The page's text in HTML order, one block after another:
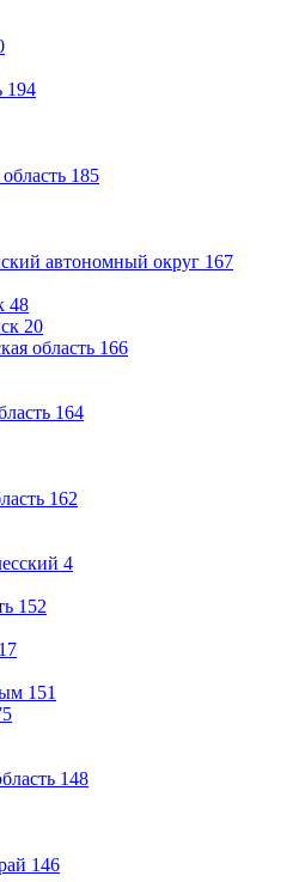
194
185
автономный округ 167
48
20
область 166
164
162
4
152
17
151
148
146